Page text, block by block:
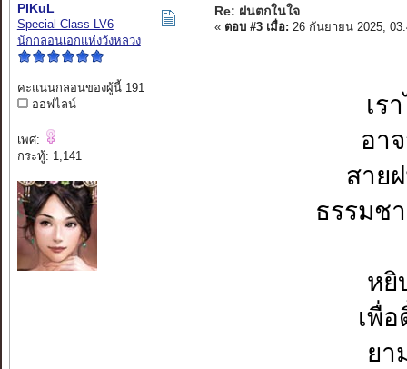
PIKuL
Special Class LV6
นักกลอนเอกแห่งวังหลวง
คะแนนกลอนของผู้นี้ 191
ออฟไลน์
เพศ:
กระทู้: 1,141
Re: ฝนตกในใจ
« ตอบ #3 เมื่อ: 26 กันยายน 2025,
เร
อา
สาย
ธรรมช
หยิ
เพื่
ยา